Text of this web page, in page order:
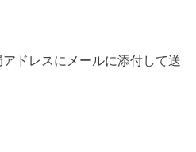
ドレスにメールに添付して送